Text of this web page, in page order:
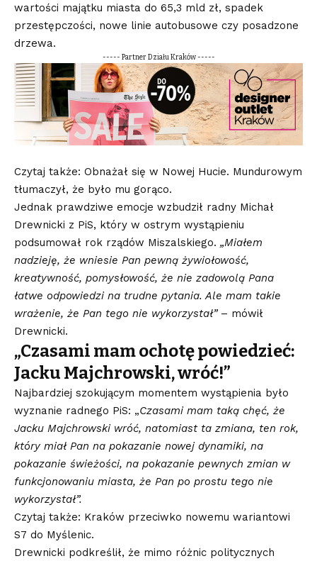
wartości majątku miasta do 65,3 mld zł, spadek
przestępczości, nowe linie autobusowe czy posadzone
drzewa.
----- Partner Działu Kraków -----
Czytaj także: Obnażał się w Nowej Hucie. Mundurowym
tłumaczył, że było mu gorąco.
Jednak prawdziwe emocje wzbudził radny Michał
Drewnicki z PiS, który w ostrym wystąpieniu
podsumował rok rządów Miszalskiego. „Miałem
nadzieję, że wniesie Pan pewną żywiołowość,
kreatywność, pomysłowość, że nie zadowolą Pana
łatwe odpowiedzi na trudne pytania. Ale mam takie
wrażenie, że Pan tego nie wykorzystał”– mówił
Drewnicki.
„Czasami mam ochotę powiedzieć:
Jacku Majchrowski, wróć!”
Najbardziej szokującym momentem wystąpienia było
wyznanie radnego PiS: „Czasami mam taką chęć, że
Jacku Majchrowski wróć, natomiast ta zmiana, ten rok,
który miał Pan na pokazanie nowej dynamiki, na
pokazanie świeżości, na pokazanie pewnych zmian w
funkcjonowaniu miasta, że Pan po prostu tego nie
wykorzystał”.
Czytaj także: Kraków przeciwko nowemu wariantowi
S7 do Myślenic.
Drewnicki podkreślił, że mimo różnic politycznych